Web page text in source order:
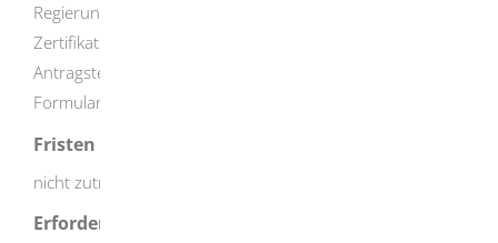
Regierungspräsidium Tübingen. Die WHO-
Zertifikatsformulare müssen vorab ausgefüllt vom
Antragsteller eingereicht werden. Den Link zu den
Formularen finden Sie unter „Hinweise“.
Fristen
nicht zutreffend
Erforderliche Unterlagen